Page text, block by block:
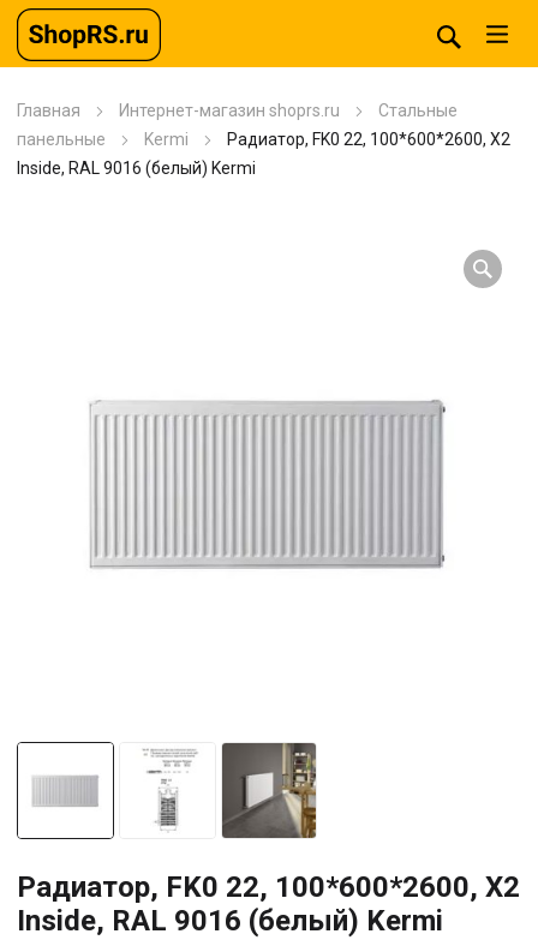
Главная Интернет-магазин shoprs.ru
Стальные
панельные
Kermi
Радиатор, FK0 22, 100*600*2600, X2
Inside, RAL 9016 (белый) Kermi
Радиатор, FK0 22, 100*600*2600, X2
Inside, RAL 9016 (белый) Kermi